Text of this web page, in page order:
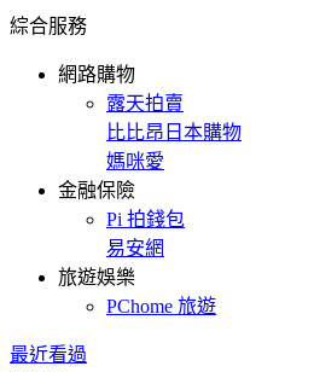
綜合服務
網路購物
露天拍賣
比比昂日本購物
媽咪愛
金融保險
Pi 拍錢包
易安網
旅遊娛樂
PChome 旅遊
最近看過